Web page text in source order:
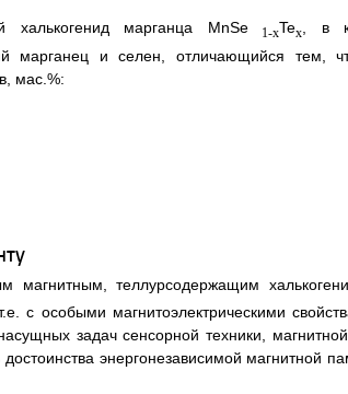
халькогенид марганца MnSe1-xTex
, в
марганец и селен, отличающийся тем,
мас.%:
магнитным, теллурсодержащим
с особыми магнитоэлектрическими
задач сенсорной техники,
энергонезависимой магнитной